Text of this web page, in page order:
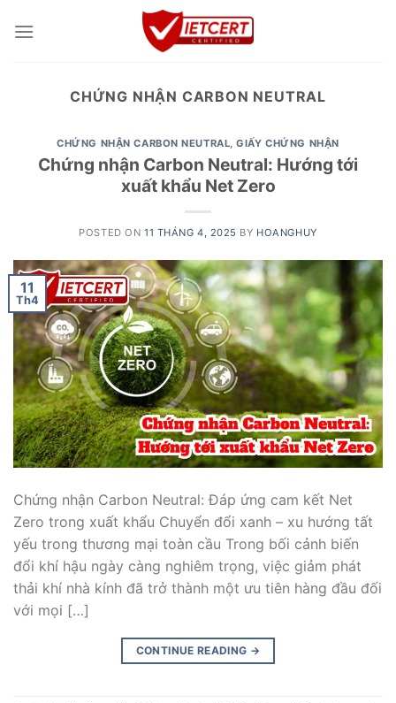
CHỨNG NHẬN CARBON NEUTRAL
CHỨNG NHẬN CARBON NEUTRAL,GIẤY CHỨNG NHẬN
Chứng nhận Carbon Neutral: Hướng tới
xuất khẩu Net Zero
POSTED ON 11 THÁNG 4, 2025 BY HOANGHUY
11
Th4
Chứng nhận Carbon Neutral: Đáp ứng cam kết Net
Zero trong xuất khẩu Chuyển đổi xanh – xu hướng tất
yếu trong thương mại toàn cầu Trong bối cảnh biến
đổi khí hậu ngày càng nghiêm trọng, việc giảm phát
thải khí nhà kính đã trở thành một ưu tiên hàng đầu đối
với mọi […]
CONTINUE READING →